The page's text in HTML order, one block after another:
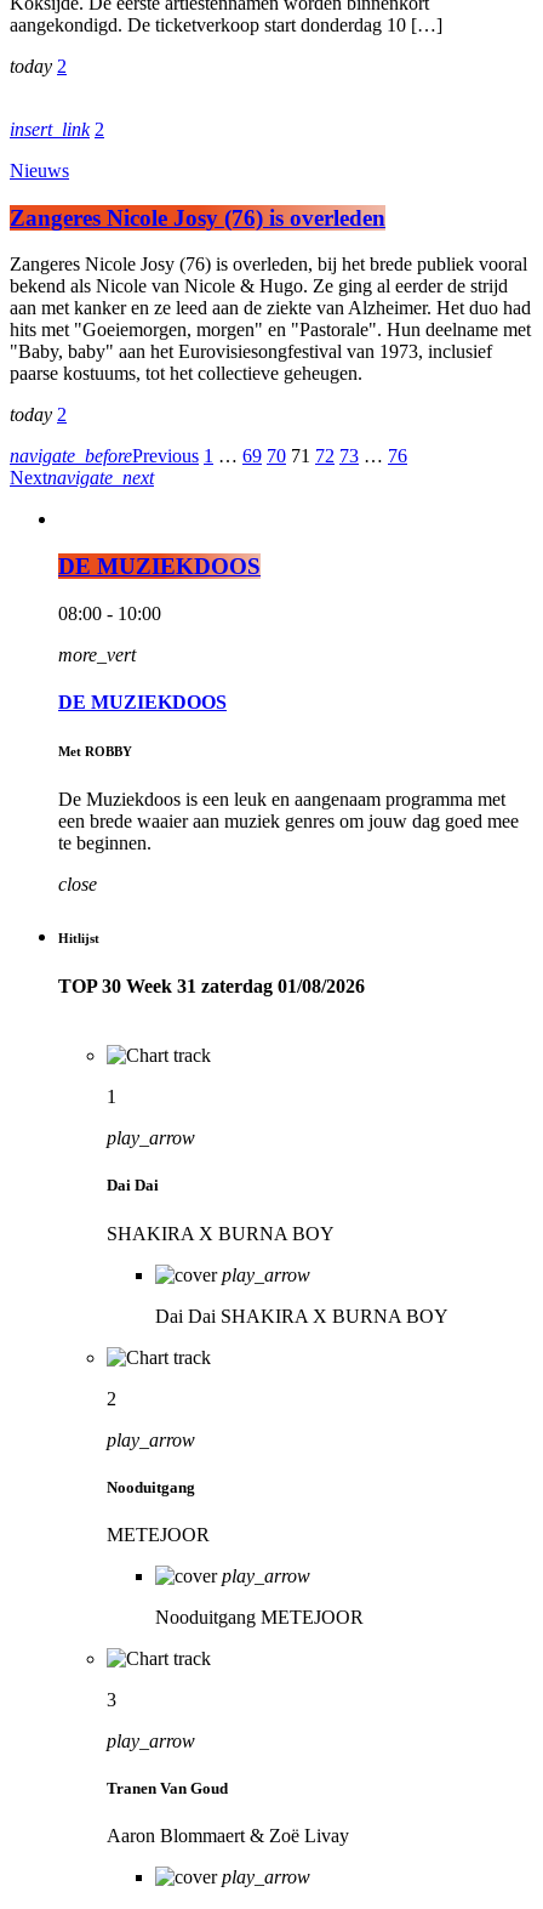
aangekondigd. De ticketverkoop start donderdag 10 […]
today 2
insert_link 2
Nieuws
Zangeres Nicole Josy (76) is overleden
Zangeres Nicole Josy (76) is overleden, bij het brede publiek vooral
bekend als Nicole van Nicole & Hugo. Ze ging al eerder de strijd
aan met kanker en ze leed aan de ziekte van Alzheimer. Het duo had
hits met "Goeiemorgen, morgen" en "Pastorale". Hun deelname met
"Baby, baby" aan het Eurovisiesongfestival van 1973, inclusief
paarse kostuums, tot het collectieve geheugen.
today 2
navigate_beforePrevious 1 … 69 70 71 72 73 … 76
Nextnavigate_next
DE MUZIEKDOOS
08:00 - 10:00
more_vert
DE MUZIEKDOOS
Met ROBBY
De Muziekdoos is een leuk en aangenaam programma met
een brede waaier aan muziek genres om jouw dag goed mee
te beginnen.
close
Hitlijst
TOP 30 Week 31 zaterdag 01/08/2026
1
play_arrow
Dai Dai
SHAKIRA X BURNA BOY
play_arrow
Dai Dai SHAKIRA X BURNA BOY
2
play_arrow
Nooduitgang
METEJOOR
play_arrow
Nooduitgang METEJOOR
3
play_arrow
Tranen Van Goud
Aaron Blommaert & Zoë Livay
play_arrow